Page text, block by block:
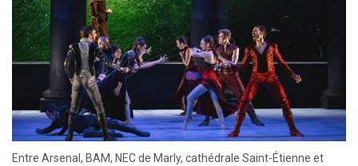
Entre Arsenal, BAM, NEC de Marly, cathédrale Saint-Étienne et